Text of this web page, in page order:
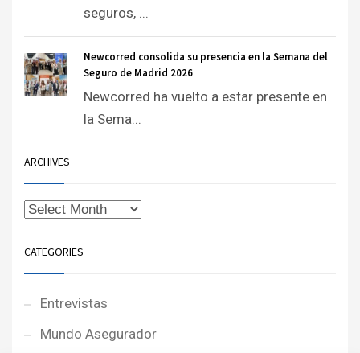
seguros, ...
Newcorred consolida su presencia en la Semana del
Seguro de Madrid 2026
Newcorred ha vuelto a estar presente en
la Sema...
ARCHIVES
CATEGORIES
Entrevistas
Mundo Asegurador